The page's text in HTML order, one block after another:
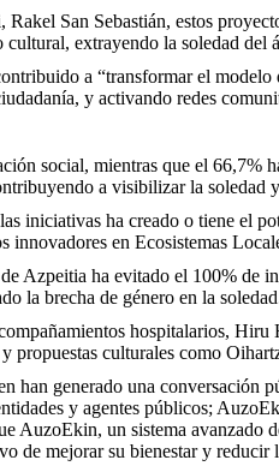
San Sebastián, estos
extrayendo la soledad
a “transformar el
y activando redes
social, mientras que el
a visibilizar la soledad
iniciativas ha creado o tiene el
innovadores en Ecosistemas
Azpeitia ha evitado el 100% de
la brecha de género en la
hospitalarios,
propuestas culturales como
han generado una conversación
y agentes públicos;
AuzoEkin, un sistema avanzado
de mejorar su bienestar y reducir